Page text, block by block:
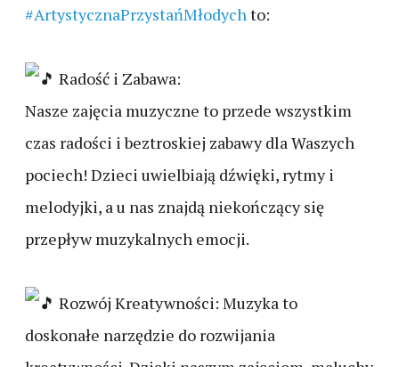
#ArtystycznaPrzystańMłodychto:
Radość i Zabawa:
Nasze zajęcia muzyczne to przede wszystkim
czas radości i beztroskiej zabawy dla Waszych
pociech! Dzieci uwielbiają dźwięki, rytmy i
melodyjki, a u nas znajdą niekończący się
przepływ muzykalnych emocji.
Rozwój Kreatywności: Muzyka to
doskonałe narzędzie do rozwijania